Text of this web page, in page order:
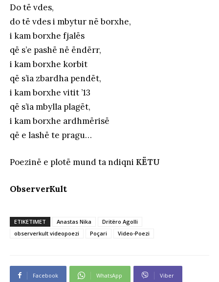
Do të vdes,
do të vdes i mbytur në borxhe,
i kam borxhe fjalës
që s’e pashë në ëndërr,
i kam borxhe korbit
që s’ia zbardha pendët,
i kam borxhe vitit ’13
që s’ia mbylla plagët,
i kam borxhe ardhmërisë
që e lashë te pragu…
Poezinë e plotë mund ta ndiqni KËTU
ObserverKult
ETIKETIMET Anastas Nika
Dritëro Agolli
observerkult videopoezi
Poçari Video-Poezi
Facebook WhatsApp Viber